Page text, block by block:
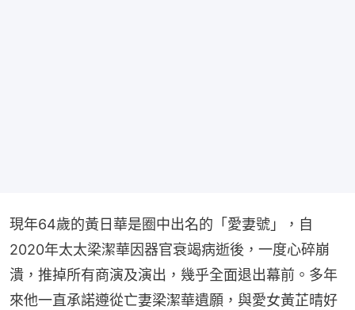
現年64歲的黃日華是圈中出名的「愛妻號」，自
2020年太太梁潔華因器官衰竭病逝後，一度心碎崩
潰，推掉所有商演及演出，幾乎全面退出幕前。多年
來他一直承諾遵從亡妻梁潔華遺願，與愛女黃芷晴好